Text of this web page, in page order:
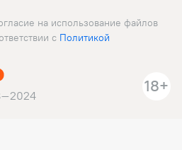
💬0
на использование файлов
c Политикой
18+